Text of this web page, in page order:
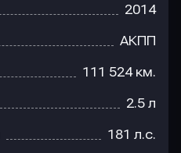
2014
АКПП
111 524 км.
2.5 л
181 л.с.